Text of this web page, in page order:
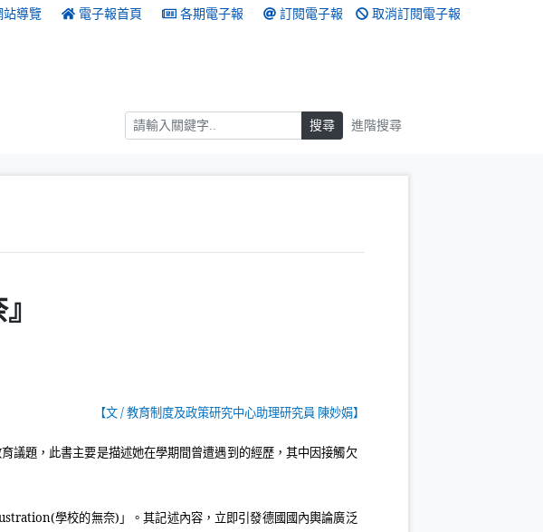
站導覽 電子報首頁 各期電子報 訂閱電子報 取消訂閱電子報
搜尋 搜尋 進階搜尋
【文/教育制度及政策研究中心助理研究員 陳妙娟】
議題，此書主要是描述她在學期間曾遭遇到的經歷，其中因接觸欠
學校的無奈) 」。其記述內容，立即引發德國國內輿論廣泛